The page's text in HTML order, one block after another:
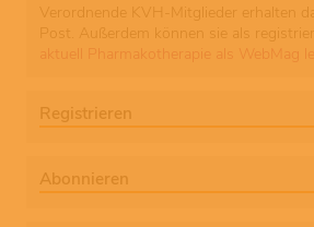
Verordnende KVH-Mitglieder erhalten
Post. Außerdem können sie als
aktuell Pharmakotherapie als WebMag
Registrieren
Abonnieren